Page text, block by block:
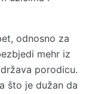
odnosno za
mehr iz
porodicu.
što je dužan da